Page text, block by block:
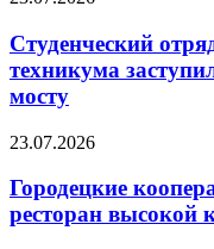
Студенческий
техникума
мосту
23.07.2026
Городецкие
ресторан высокой